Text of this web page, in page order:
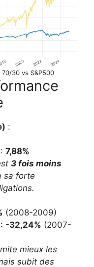
30 vs S&P500
:
7,88%
3 fois moins
sa forte
(2008-2009)
-32,24% (2007-
mieux les
subit des